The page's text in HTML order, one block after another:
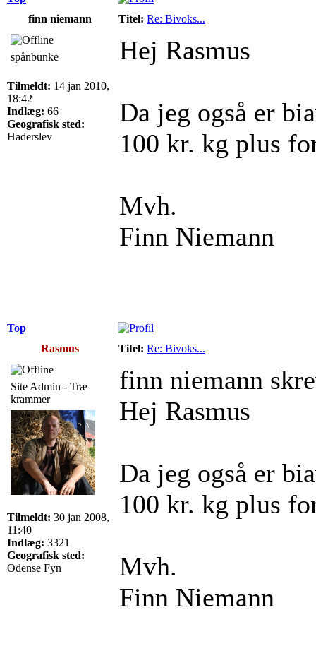
finn niemann
Titel: Re: Bivoks...
spånbunke
Tilmeldt: 14 jan 2010,
18:42
Indlæg: 66
Geografisk sted:
Haderslev
Hej Rasmus
Da jeg også er
100 kr. kg plus
Mvh.
Finn Niemann
Top
Rasmus
Titel: Re: Bivoks...
Site Admin - Træ
krammer
Tilmeldt: 30 jan 2008,
11:40
Indlæg: 3321
Geografisk sted:
Odense Fyn
finn niemann
Hej Rasmus
Da jeg også er
100 kr. kg plus
Mvh.
Finn Niemann